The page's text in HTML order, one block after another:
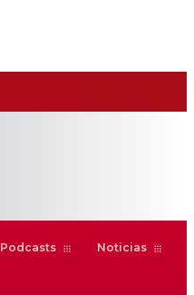
Podcasts Noticias